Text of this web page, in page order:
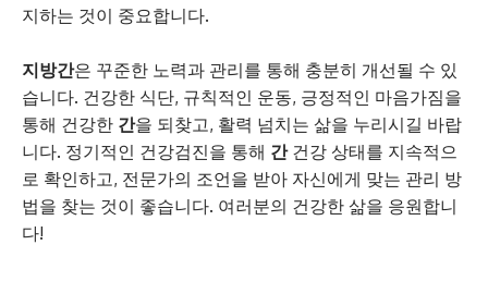
지하는 것이 중요합니다.
지방간은 꾸준한 노력과 관리를 통해 충분히 개선될 수 있
습니다. 건강한 식단, 규칙적인 운동, 긍정적인 마음가짐을
통해 건강한 간을 되찾고, 활력 넘치는 삶을 누리시길 바랍
니다. 정기적인 건강검진을 통해 간건강 상태를 지속적으
로 확인하고, 전문가의 조언을 받아 자신에게 맞는 관리 방
법을 찾는 것이 좋습니다. 여러분의 건강한 삶을 응원합니
다!